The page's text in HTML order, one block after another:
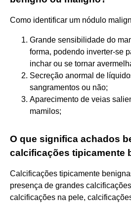
Como identificar um nódulo
Grande sensibilidade do
forma, podendo inverter-se
inchar ou se tornar
Secreção anormal de
sangramentos ou não;
Aparecimento de veias
mamilos;
O que significa achados
calcificações tipicamente
Calcificações tipicamente
presença de grandes
calcificações na pele,